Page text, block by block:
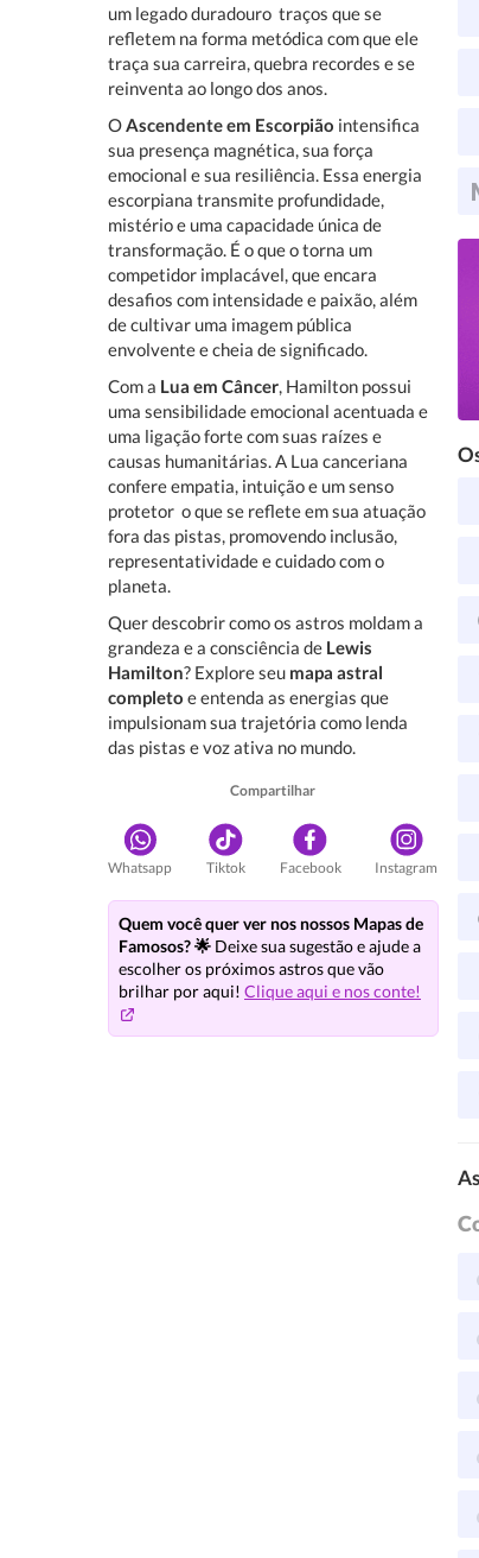
um legado duradouro  traços que se
refletem na forma metódica com que ele
traça sua carreira, quebra recordes e se
reinventa ao longo dos anos.
OAscendente em Escorpião intensifica
sua presença magnética, sua força
emocional e sua resiliência. Essa energia
escorpiana transmite profundidade,
mistério e uma capacidade única de
transformação. É o que o torna um
competidor implacável, que encara
desafios com intensidade e paixão, além
de cultivar uma imagem pública
envolvente e cheia de significado.
Com a Lua em Câncer, Hamilton possui
uma sensibilidade emocional acentuada e
uma ligação forte com suas raízes e
causas humanitárias. A Lua canceriana
confere empatia, intuição e um senso
protetor  o que se reflete em sua atuação
fora das pistas, promovendo inclusão,
representatividade e cuidado com o
planeta.
Quer descobrir como os astros moldam a
grandeza e a consciência de Lewis
Hamilton? Explore seu mapa astral
completo e entenda as energias que
impulsionam sua trajetória como lenda
das pistas e voz ativa no mundo.
Compartilhar
Whatsapp Tiktok Facebook Instagram
Quem você quer ver nos nossos Mapas de
Famosos? 🌟 Deixe sua sugestão e ajude a
escolher os próximos astros que vão
brilhar por aqui! Clique aqui e nos conte!